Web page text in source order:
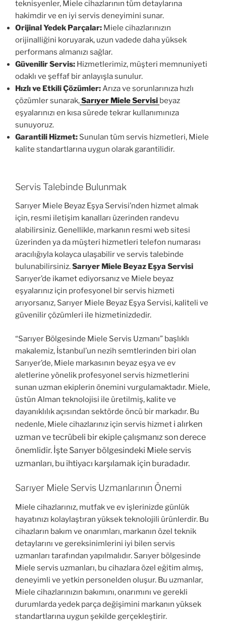
teknisyenler, Miele cihazlarının tüm detaylarına
hakimdir ve en iyi servis deneyimini sunar.
Orijinal Yedek Parçalar: Miele cihazlarınızın
orijinalliğini koruyarak, uzun vadede daha yüksek
performans almanızı sağlar.
Güvenilir Servis: Hizmetlerimiz, müşteri memnuniyeti
odaklı ve şeffaf bir anlayışla sunulur.
Hızlı ve Etkili Çözümler:Arıza ve sorunlarınıza hızlı
çözümler sunarak,Sarıyer Miele Servisi beyaz
eşyalarınızı en kısa sürede tekrar kullanımınıza
sunuyoruz.
Garantili Hizmet: Sunulan tüm servis hizmetleri, Miele
kalite standartlarına uygun olarak garantilidir.
Servis Talebinde Bulunmak
Sarıyer Miele Beyaz Eşya Servisi’nden hizmet almak
için, resmi iletişim kanalları üzerinden randevu
alabilirsiniz. Genellikle, markanın resmi web sitesi
üzerinden ya da müşteri hizmetleri telefon numarası
aracılığıyla kolayca ulaşabilir ve servis talebinde
bulunabilirsiniz.Sarıyer Miele Beyaz Eşya Servisi
Sarıyer’de ikamet ediyorsanız ve Miele beyaz
eşyalarınız için profesyonel bir servis hizmeti
arıyorsanız, Sarıyer Miele Beyaz Eşya Servisi, kaliteli ve
güvenilir çözümleri ile hizmetinizdedir.
“Sarıyer Bölgesinde Miele Servis Uzmanı” başlıklı
makalemiz, İstanbul’un nezih semtlerinden biri olan
Sarıyer’de, Miele markasının beyaz eşya ve ev
aletlerine yönelik profesyonel servis hizmetlerini
sunan uzman ekiplerin önemini vurgulamaktadır. Miele,
üstün Alman teknolojisi ile üretilmiş, kalite ve
dayanıklılık açısından sektörde öncü bir markadır. Bu
nedenle, Miele cihazlarınız için servis hizmet i alırken
uzman ve tecrübeli bir ekiple çalışmanız son derece
önemlidir. İşte Sarıyer bölgesindeki Miele servis
uzmanları, bu ihtiyacı karşılamak için buradadır.
Sarıyer Miele Servis Uzmanlarının Önemi
Miele cihazlarınız, mutfak ve ev işlerinizde günlük
hayatınızı kolaylaştıran yüksek teknolojili ürünlerdir. Bu
cihazların bakım ve onarımları, markanın özel teknik
detaylarını ve gereksinimlerini iyi bilen servis
uzmanları tarafından yapılmalıdır. Sarıyer bölgesinde
Miele servis uzmanları, bu cihazlara özel eğitim almış,
deneyimli ve yetkin personelden oluşur. Bu uzmanlar,
Miele cihazlarınızın bakımını, onarımını ve gerekli
durumlarda yedek parça değişimini markanın yüksek
standartlarına uygun şekilde gerçekleştirir.